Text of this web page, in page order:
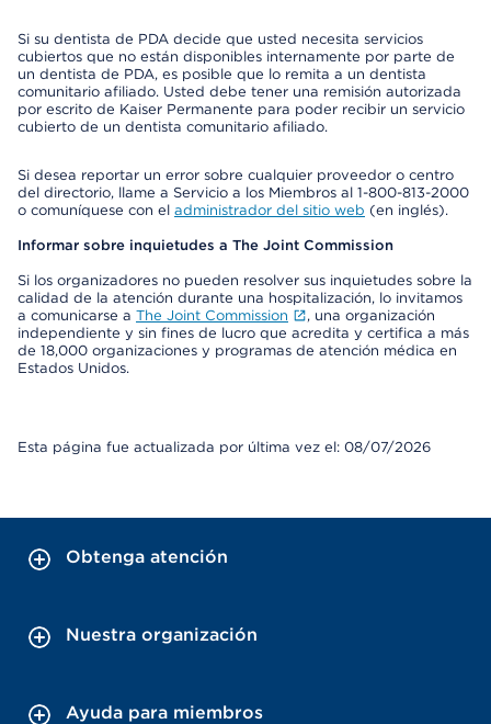
Si su dentista de PDA decide que usted necesita servicios
cubiertos que no están disponibles internamente por parte de
un dentista de PDA, es posible que lo remita a un dentista
comunitario afiliado. Usted debe tener una remisión autorizada
por escrito de Kaiser Permanente para poder recibir un servicio
cubierto de un dentista comunitario afiliado.
Si desea reportar un error sobre cualquier proveedor o centro
del directorio, llame a Servicio a los Miembros al 1-800-813-2000
o comuníquese con el administrador del sitio web (en inglés).
Informar sobre inquietudes a The Joint Commission
Si los organizadores no pueden resolver sus inquietudes sobre la
calidad de la atención durante una hospitalización, lo invitamos
a comunicarse a The Joint Commission
, una organización
independiente y sin fines de lucro que acredita y certifica a más
de 18,000 organizaciones y programas de atención médica en
Estados Unidos.
Esta página fue actualizada por última vez el: 08/07/2026
Obtenga atención
Nuestra organización
Ayuda para miembros